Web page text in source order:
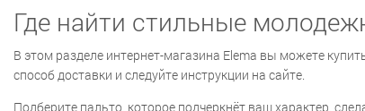
Где найти стильные
В этом разделе интернет-магазина Elema вы можете
способ доставки и следуйте инструкции на сайте.
Подберите пальто, которое подчеркнёт ваш характер,